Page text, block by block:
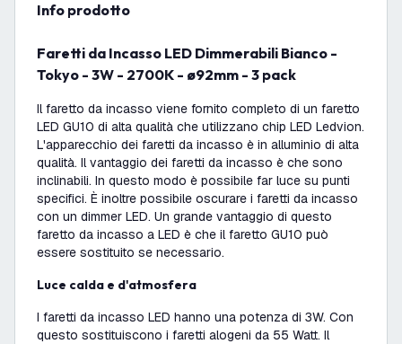
info prodotto
Faretti da Incasso LED Dimmerabili Bianco -
Tokyo - 3W - 2700K - ø92mm - 3 pack
Il faretto da incasso viene fornito completo di un faretto
LED GU10 di alta qualità che utilizzano chip LED Ledvion.
L'apparecchio dei faretti da incasso è in alluminio di alta
qualità. Il vantaggio dei faretti da incasso è che sono
inclinabili. In questo modo è possibile far luce su punti
specifici. È inoltre possibile oscurare i faretti da incasso
con un dimmer LED. Un grande vantaggio di questo
faretto da incasso a LED è che il faretto GU10 può
essere sostituito se necessario.
Luce calda e d'atmosfera
I faretti da incasso LED hanno una potenza di 3W. Con
questo sostituiscono i faretti alogeni da 55 Watt. Il